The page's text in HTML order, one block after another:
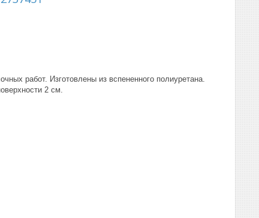
работ. Изготовлены из вспененного полиуретана.
2 см.